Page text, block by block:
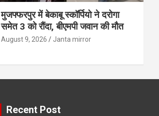
मुजफ्फरपुर में बेकाबू स्कॉर्पियो ने दरोगा
समेत 3 को रौंदा, बीएमपी जवान की मौत
August 9, 2026 Janta mirror
Recent Post